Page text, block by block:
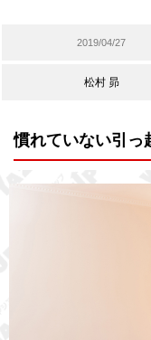
2019/04/27
松村 昴
慣れていない引っ